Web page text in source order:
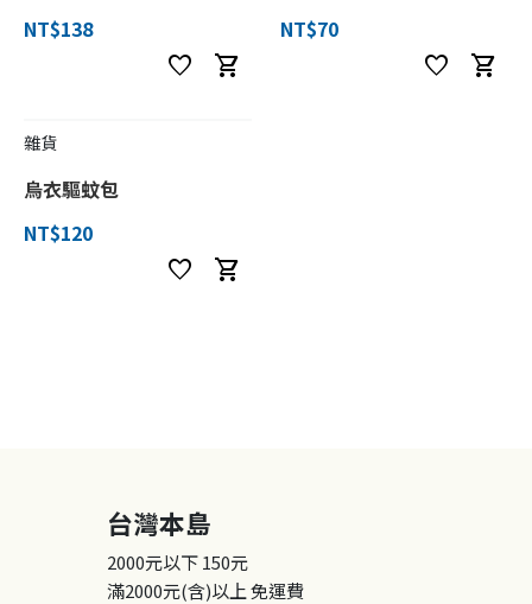
NT$138
favorite shopping_cart
NT$70
favorite shopping_cart
雜貨
烏衣驅蚊包
NT$120
favorite shopping_cart
台灣本島
2000元以下150元
滿2000元(含)以上免運費